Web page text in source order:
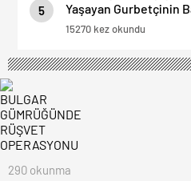
5
Yaşayan Gurbetçinin
15270 kez okundu
290 okunma